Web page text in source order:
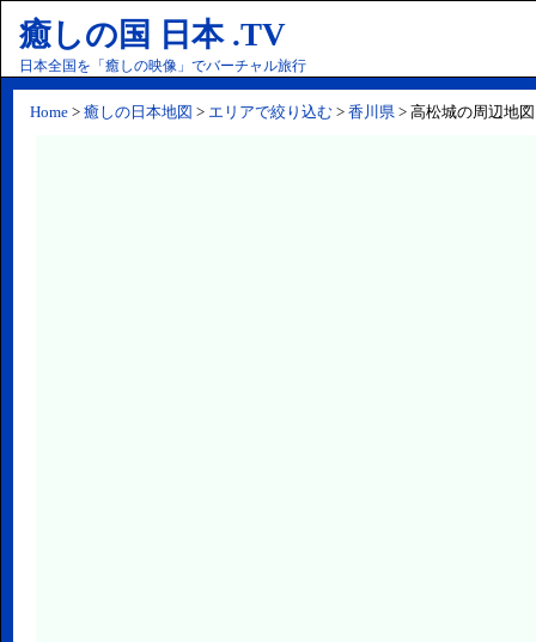
癒しの国 日本 .TV
日本全国を「癒しの映像」でバーチャル旅行
Home > 癒しの日本地図 > エリアで絞り込む > 香川県 > 高松城の周辺地図